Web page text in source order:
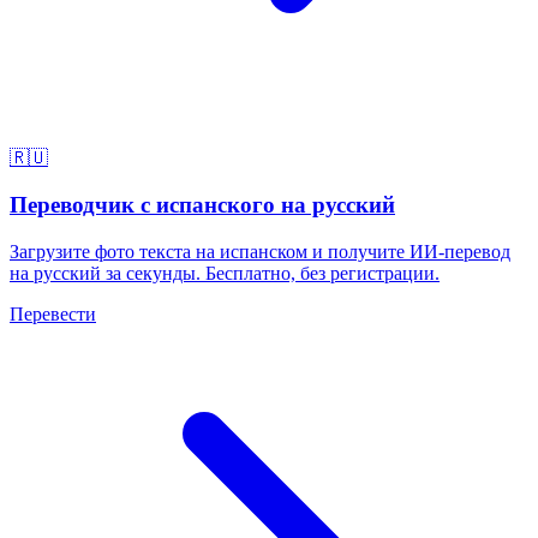
🇷🇺
Переводчик с испанского на русский
Загрузите фото текста на испанском и получите ИИ-перевод
на русский за секунды. Бесплатно, без регистрации.
Перевести